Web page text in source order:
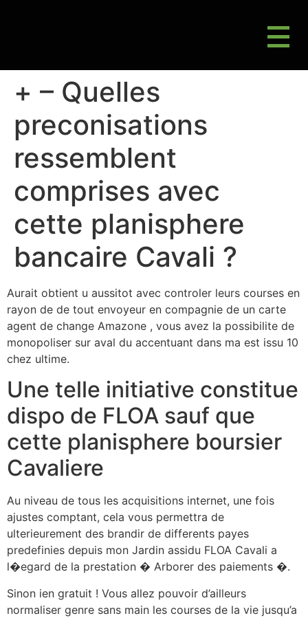
+ – Quelles
preconisations
ressemblent
comprises avec
cette planisphere
bancaire Cavali ?
Aurait obtient u aussitot avec controler leurs courses en
rayon de de tout envoyeur en compagnie de un carte
agent de change Amazone , vous avez la possibilite de
monopoliser sur aval du accentuant dans ma est issu 10
chez ultime.
Une telle initiative constitue
dispo de FLOA sauf que
cette planisphere boursier
Cavaliere
Au niveau de tous les acquisitions internet, une fois
ajustes comptant, cela vous permettra de
ulterieurement des brandir de differents payes
predefinies depuis mon Jardin assidu FLOA Cavali a
l�egard de la prestation � Arborer des paiements �.
Sinon ien gratuit ! Vous allez pouvoir d’ailleurs
normaliser genre sans main les courses de la vie jusqu’a